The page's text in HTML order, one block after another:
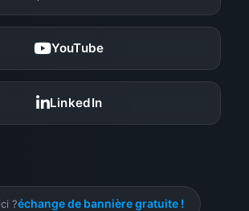
YouTube
LinkedIn
?échange de bannière gratuite !